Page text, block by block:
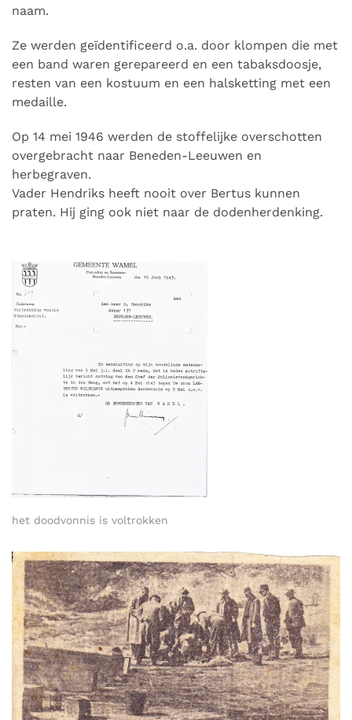
naam.
Ze werden geïdentificeerd o.a. door klompen die met
een band waren gerepareerd en een tabaksdoosje,
resten van een kostuum en een halsketting met een
medaille.
Op 14 mei 1946 werden de stoffelijke overschotten
overgebracht naar Beneden-Leeuwen en
herbegraven.
Vader Hendriks heeft nooit over Bertus kunnen
praten. Hij ging ook niet naar de dodenherdenking.
het doodvonnis is voltrokken